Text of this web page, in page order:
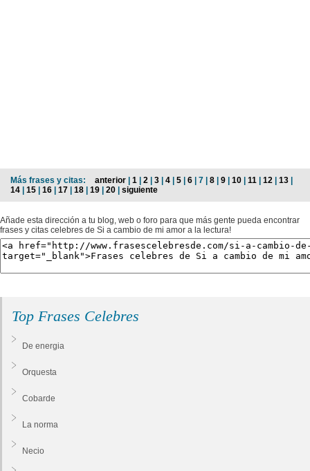
Más frases y citas: anterior | 1 | 2 | 3 | 4 | 5 | 6 | 7 | 8 | 9 | 10 | 11 | 12 | 13 |
14 | 15 | 16 | 17 | 18 | 19 | 20 | siguiente
Añade esta dirección a tu blog, web o foro para que más gente pueda encontrar
frases y citas celebres de Si a cambio de mi amor a la lectura!
Top Frases Celebres
De energia
Orquesta
Cobarde
La norma
Necio